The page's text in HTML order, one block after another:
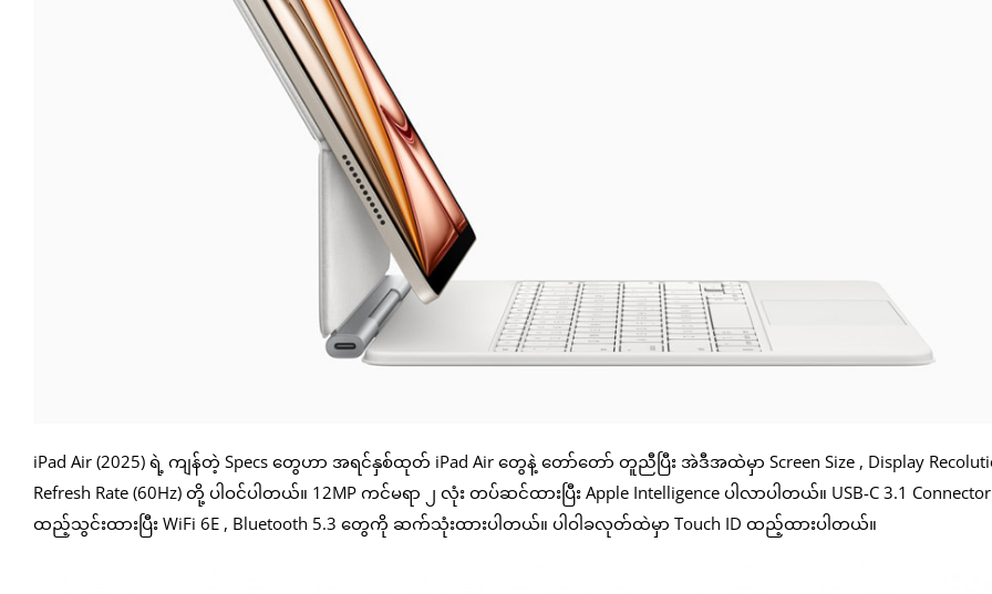
iPad Air (2025) ရဲ့ ကျန်တဲ့ Specs တွေဟာ အရင်နှစ်ထုတ် iPad Air တွေနဲ့ တော်တော် တူညီပြီး အဲဒီအထဲမှာ Screen Size , Display
Refresh Rate (60Hz) တို့ ပါဝင်ပါတယ်။ 12MP ကင်မရာ ၂ လုံး တပ်ဆင်ထားပြီး Apple Intelligence ပါလာပါတယ်။ USB-C 3.1 Connector
ထည့်သွင်းထားပြီး WiFi 6E , Bluetooth 5.3 တွေကို ဆက်သုံးထားပါတယ်။ ပါဝါခလုတ်ထဲမှာ Touch ID ထည့်ထားပါတယ်။